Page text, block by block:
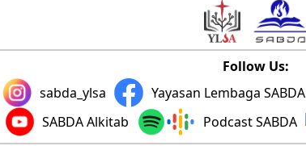
Follow Us:
sabda_ylsa
Yayasan Lembaga SABDA
SABDA Alkitab
Podcast SABDA